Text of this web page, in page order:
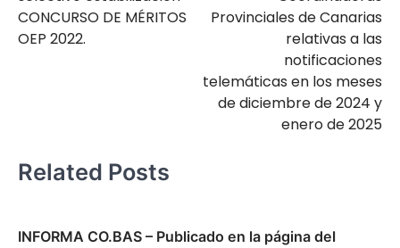
CONCURSO DE MÉRITOS
OEP 2022.
Provinciales de Canarias
relativas a las
notificaciones
telemáticas en los meses
de diciembre de 2024 y
enero de 2025
Related Posts
INFORMA CO.BAS – Publicado en la página del